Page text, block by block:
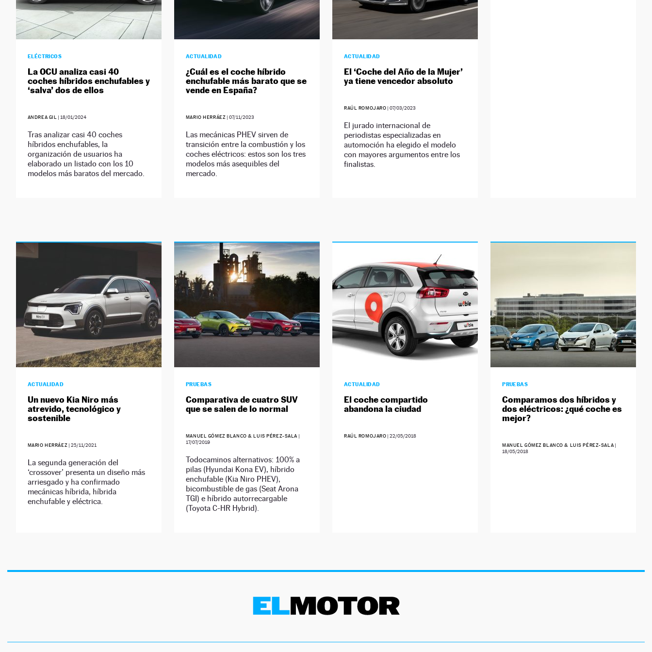
ELÉCTRICOS
La OCU analiza casi 40
coches híbridos enchufables y
‘salva’ dos de ellos
ANDREA GIL | 18/01/2024
Tras analizar casi 40 coches
híbridos enchufables, la
organización de usuarios ha
elaborado un listado con los 10
modelos más baratos del mercado.
ACTUALIDAD
¿Cuál es el coche híbrido
enchufable más barato que se
vende en España?
MARIO HERRÁEZ |07/11/2023
Las mecánicas PHEV sirven de
transición entre la combustión y los
coches eléctricos: estos son los tres
modelos más asequibles del
mercado.
ACTUALIDAD
El ‘Coche del Año de la Mujer’
ya tiene vencedor absoluto
RAÚL ROMOJARO |07/03/2023
El jurado internacional de
periodistas especializadas en
automoción ha elegido el modelo
con mayores argumentos entre los
finalistas.
ACTUALIDAD
Un nuevo Kia Niro más
atrevido, tecnológico y
sostenible
MARIO HERRÁEZ |25/11/2021
La segunda generación del
‘crossover’ presenta un diseño más
arriesgado y ha confirmado
mecánicas híbrida, híbrida
enchufable y eléctrica.
PRUEBAS
Comparativa de cuatro SUV
que se salen de lo normal
MANUEL GÓMEZ BLANCO & LUIS PÉREZ-SALA |
17/07/2019
Todocaminos alternativos: 100% a
pilas (Hyundai Kona EV), híbrido
enchufable (Kia Niro PHEV),
bicombustible de gas (Seat Arona
TGI) e híbrido autorrecargable
(Toyota C-HR Hybrid).
ACTUALIDAD
El coche compartido
abandona la ciudad
RAÚL ROMOJARO |22/05/2018
PRUEBAS
Comparamos dos híbridos y
dos eléctricos: ¿qué coche es
mejor?
MANUEL GÓMEZ BLANCO & LUIS PÉREZ-SALA |
18/05/2018